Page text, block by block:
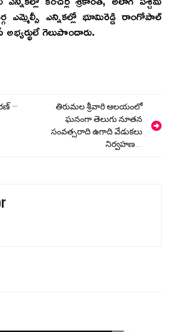
ఎన్నికల్లో భూమిరెడ్డి రాంగోపాల్
గెలుపొందారు.
—
తిరుమల శ్రీవారి ఆలయంలో
ఘనంగా తెలుగు నూతన
సంవత్సరాది ఉగాది వేడుకలు
నిర్వహణ….